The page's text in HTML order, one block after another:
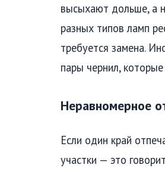
высыхают дольше, а
разных типов ламп
требуется замена.
пары чернил,
Неравномерное
Если один край
участки — это